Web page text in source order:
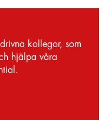
kollegor, som
hjälpa våra